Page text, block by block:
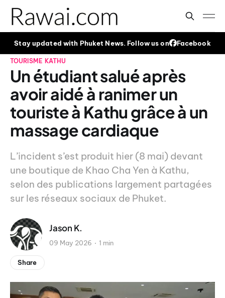
Stay updated with Phuket News. Follow us on Facebook
TOURISME KATHU
Un étudiant salué après
avoir aidé à ranimer un
touriste à Kathu grâce à un
massage cardiaque
L’incident s’est produit hier (8 mai) devant
une boutique de Khao Cha Yen à Kathu,
selon des publications largement partagées
sur les réseaux sociaux de Phuket.
Jason K.
09 May 2026 1 min
Share